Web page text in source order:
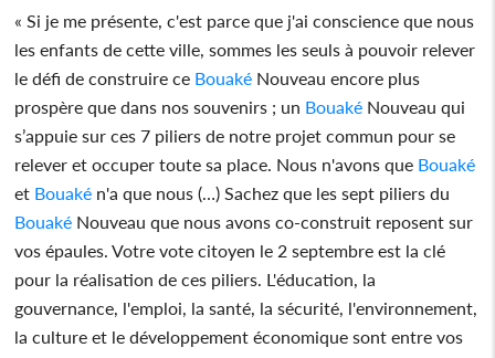
« Si je me présente, c'est parce que j'ai conscience que nous
les enfants de cette ville, sommes les seuls à pouvoir relever
le défi de construire ce Bouaké Nouveau encore plus
prospère que dans nos souvenirs ; un Bouaké Nouveau qui
s’appuie sur ces 7 piliers de notre projet commun pour se
relever et occuper toute sa place. Nous n'avons que Bouaké
et Bouaké n'a que nous (…) Sachez que les sept piliers du
Bouaké Nouveau que nous avons co-construit reposent sur
vos épaules. Votre vote citoyen le 2 septembre est la clé
pour la réalisation de ces piliers. L'éducation, la
gouvernance, l'emploi, la santé, la sécurité, l'environnement,
la culture et le développement économique sont entre vos